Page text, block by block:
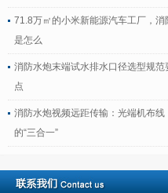
71.8万㎡的小米新能源汽车工厂，消
是怎么
消防水炮末端试水排水口径选型规范
点
消防水炮视频远距传输：光端机布线
的“三合一”